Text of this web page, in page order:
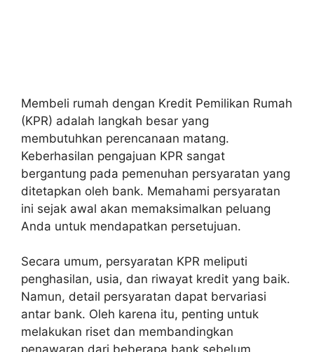
Membeli rumah dengan Kredit Pemilikan Rumah
(KPR) adalah langkah besar yang
membutuhkan perencanaan matang.
Keberhasilan pengajuan KPR sangat
bergantung pada pemenuhan persyaratan yang
ditetapkan oleh bank. Memahami persyaratan
ini sejak awal akan memaksimalkan peluang
Anda untuk mendapatkan persetujuan.
Secara umum, persyaratan KPR meliputi
penghasilan, usia, dan riwayat kredit yang baik.
Namun, detail persyaratan dapat bervariasi
antar bank. Oleh karena itu, penting untuk
melakukan riset dan membandingkan